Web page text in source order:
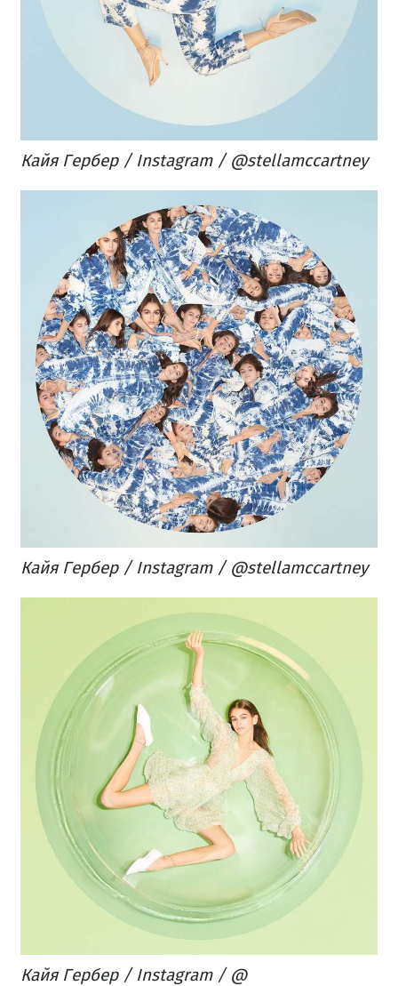
Кайя Гербер / Instagram / @stellamccartney
Кайя Гербер / Instagram / @stellamccartney
Кайя Гербер / Instagram / @